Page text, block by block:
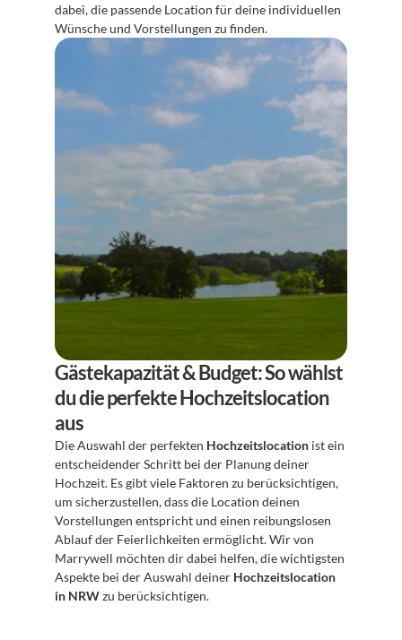
dabei, die passende Location für deine individuellen
Wünsche und Vorstellungen zu finden.
Gästekapazität & Budget: So wählst
du die perfekte Hochzeitslocation
aus
Die Auswahl der perfekten Hochzeitslocation ist ein
entscheidender Schritt bei der Planung deiner
Hochzeit. Es gibt viele Faktoren zu berücksichtigen,
um sicherzustellen, dass die Location deinen
Vorstellungen entspricht und einen reibungslosen
Ablauf der Feierlichkeiten ermöglicht. Wir von
Marrywell möchten dir dabei helfen, die wichtigsten
Aspekte bei der Auswahl deiner Hochzeitslocation
in NRW zu berücksichtigen.